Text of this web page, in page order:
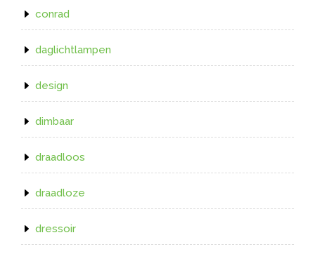
conrad
daglichtlampen
design
dimbaar
draadloos
draadloze
dressoir